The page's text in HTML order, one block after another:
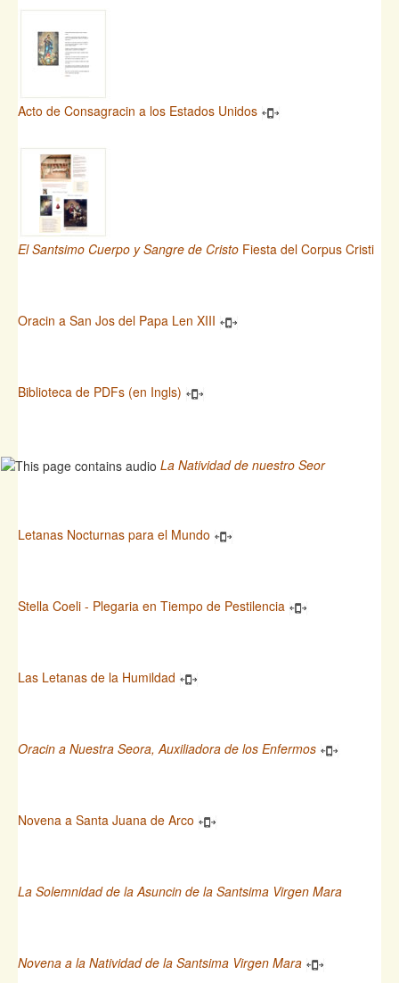
Acto de Consagracin a los Estados Unidos
El Santsimo Cuerpo y Sangre de Cristo Fiesta del Corpus Cristi
Oracin a San Jos del Papa Len XIII
Biblioteca de PDFs (en Ingls)
La Natividad de nuestro Seor
Letanas Nocturnas para el Mundo
Stella Coeli - Plegaria en Tiempo de Pestilencia
Las Letanas de la Humildad
Oracin a Nuestra Seora, Auxiliadora de los Enfermos
Novena a Santa Juana de Arco
La Solemnidad de la Asuncin de la Santsima Virgen Mara
Novena a la Natividad de la Santsima Virgen Mara